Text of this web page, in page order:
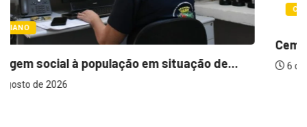
COTIDIANO
Cemitérios terão horário especial e missas no...
6 de agosto de 2026